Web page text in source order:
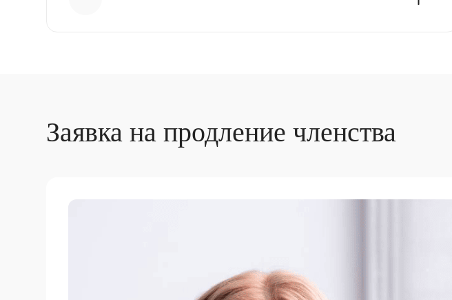
Заявка на продление членства